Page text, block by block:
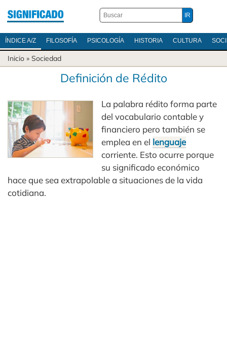
ÍNDICE A/Z FILOSOFÍA PSICOLOGÍA HISTORIA CULTURA
Inicio » Sociedad
Definición de Rédito
La palabra rédito forma parte
del vocabulario contable y
financiero pero también se
emplea en el lenguaje
corriente. Esto ocurre porque
su significado económico
hace que sea extrapolable a situaciones de la vida
cotidiana.